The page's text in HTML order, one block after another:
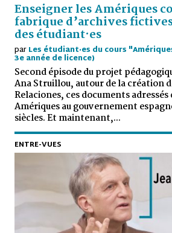
Enseigner les Amériques
fabrique d’archives
des étudiant·es
parLes étudiant·es du cours
3e année de licence)
Second épisode du projet
Ana Struillou, autour de la création
Relaciones, ces documents adressés
Amériques au gouvernement
siècles. Et maintenant,...
ENTRE-VUES